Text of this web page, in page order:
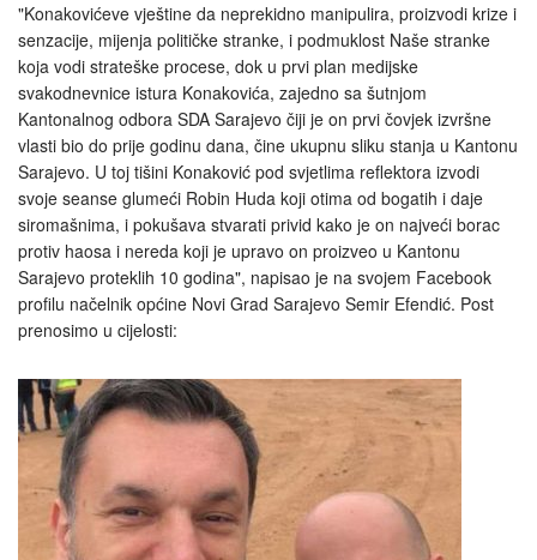
"Konakovićeve vještine da neprekidno manipulira, proizvodi krize i
senzacije, mijenja političke stranke, i podmuklost Naše stranke
koja vodi strateške procese, dok u prvi plan medijske
svakodnevnice istura Konakovića, zajedno sa šutnjom
Kantonalnog odbora SDA Sarajevo čiji je on prvi čovjek izvršne
vlasti bio do prije godinu dana, čine ukupnu sliku stanja u Kantonu
Sarajevo. U toj tišini Konaković pod svjetlima reflektora izvodi
svoje seanse glumeći Robin Huda koji otima od bogatih i daje
siromašnima, i pokušava stvarati privid kako je on najveći borac
protiv haosa i nereda koji je upravo on proizveo u Kantonu
Sarajevo proteklih 10 godina", napisao je na svojem Facebook
profilu načelnik općine Novi Grad Sarajevo Semir Efendić. Post
prenosimo u cijelosti: